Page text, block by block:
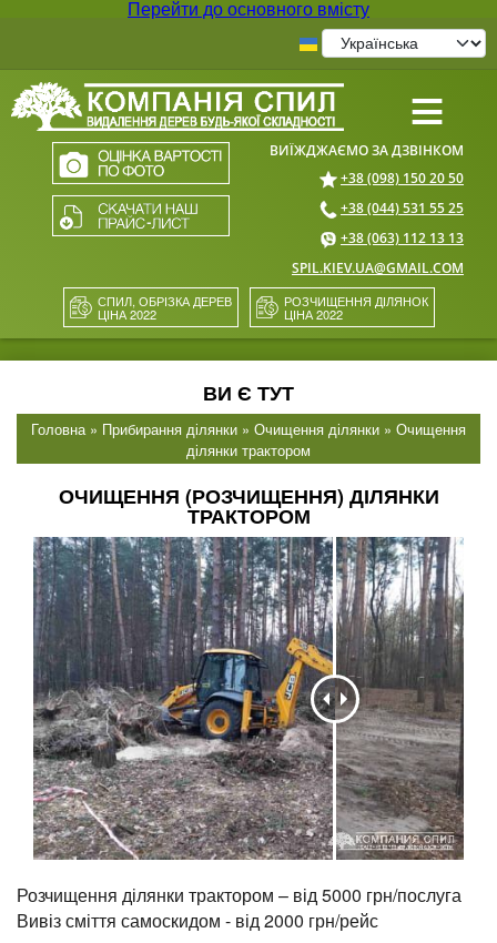
Перейти до основного вмісту
≡
+38 (098) 150 20 50
+38 (044) 531 55 25
+38 (063) 112 13 13
SPIL.KIEV.UA@GMAIL.COM
СПИЛ, ОБРІЗКА ДЕРЕВ
ЦІНА 2022
РОЗЧИЩЕННЯ ДІЛЯНОК
ЦІНА 2022
ВИ Є ТУТ
Головна » Прибирання ділянки » Очищення ділянки » Очищення
ділянки трактором
ОЧИЩЕННЯ (РОЗЧИЩЕННЯ) ДІЛЯНКИ
ТРАКТОРОМ
Розчищення ділянки трактором – від 5000 грн/послуга
Вивіз сміття самоскидом - від 2000 грн/рейс